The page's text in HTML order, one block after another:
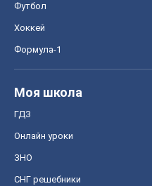
Футбол
Хоккей
Формула-1
Моя школа
ГДЗ
Онлайн уроки
ЗНО
СНГ решебники